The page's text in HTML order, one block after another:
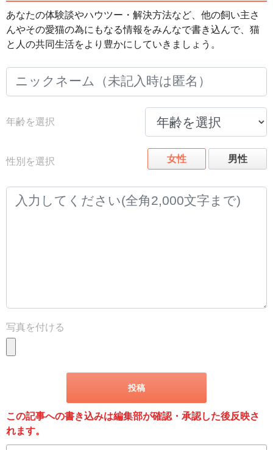
あなたの体験談やハウツー・解決方法など、他の飼い主さ
んやその愛猫の為にもなる情報をみんなで書き込んで、猫
と人の共同生活をより豊かにしていきましょう。
年齢を選択
性別を選択 女性 男性
写真を付ける
この記事への書き込みは編集部が確認・承認した後反映さ
れます。